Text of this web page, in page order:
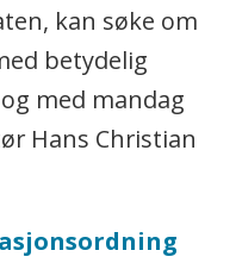
kan søke om
betydelig
med mandag
Hans Christian